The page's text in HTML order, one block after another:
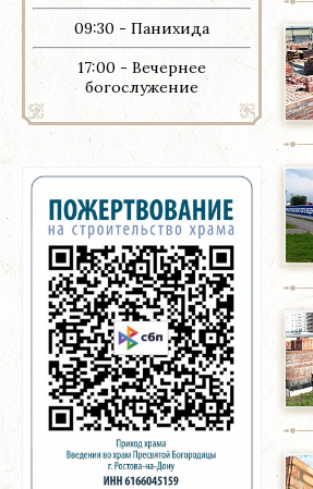
09:30 - Панихида
17:00 - Вечернее
богослужение